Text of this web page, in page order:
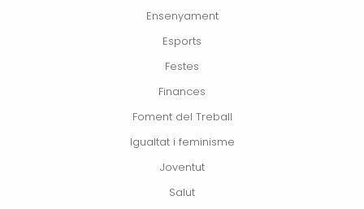
Ensenyament
Esports
Festes
Finances
Foment del Treball
Igualtat i feminisme
Joventut
Salut